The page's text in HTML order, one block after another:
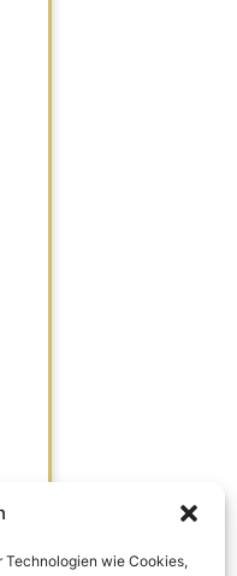
Technologien wie Cookies,